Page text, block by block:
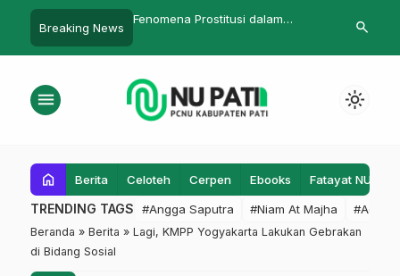
Breaking News
Fenomena Prostitusi dalam
Mahfudh
Tulis Buku
search
menu light_mode
home Berita Celoteh Cerpen Ebooks Fatayat NU
TRENDING TAGS #Angga Saputra #Niam At Majha #Admin
Beranda » Berita » Lagi, KMPP Yogyakarta Lakukan Gebrakan
di Bidang Sosial